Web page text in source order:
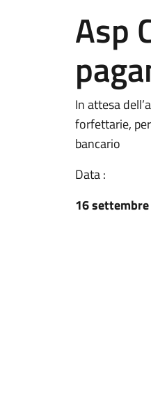
Asp
In attesa
forfettarie,
bancario
Data :
16